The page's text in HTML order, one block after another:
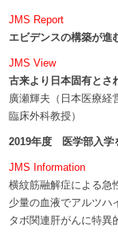
JMS Report
エビデンスの構築が進
JMS View
古来より日本固有とさ
廣瀬輝夫（日本医療経
臨床外科教授）
2019年度 医学部入学
JMS Information
横紋筋融解症による急
少量の血液でアルツハ
タボ関連肝がんに特異